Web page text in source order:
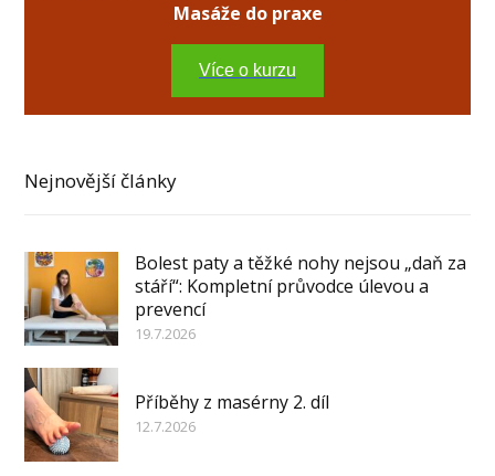
Masáže do praxe
Více o kurzu
Nejnovější články
Bolest paty a těžké nohy nejsou „daň za
stáří“: Kompletní průvodce úlevou a
prevencí
19.7.2026
Příběhy z masérny 2. díl
12.7.2026